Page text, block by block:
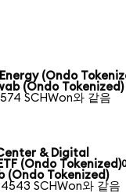
(Ondo
(Ondo Tokenized)
SCHWon와 같음
& Digital
(Ondo Tokenized)
(Ondo Tokenized)
SCHWon와 같음